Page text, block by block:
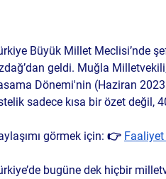
Büyük Millet Meclisi’nde
geldi. Muğla
Dönemi'nin (Haziran
sadece kısa bir özet değil,
görmek için: 👉 Faaliyet
bugüne dek hiçbir